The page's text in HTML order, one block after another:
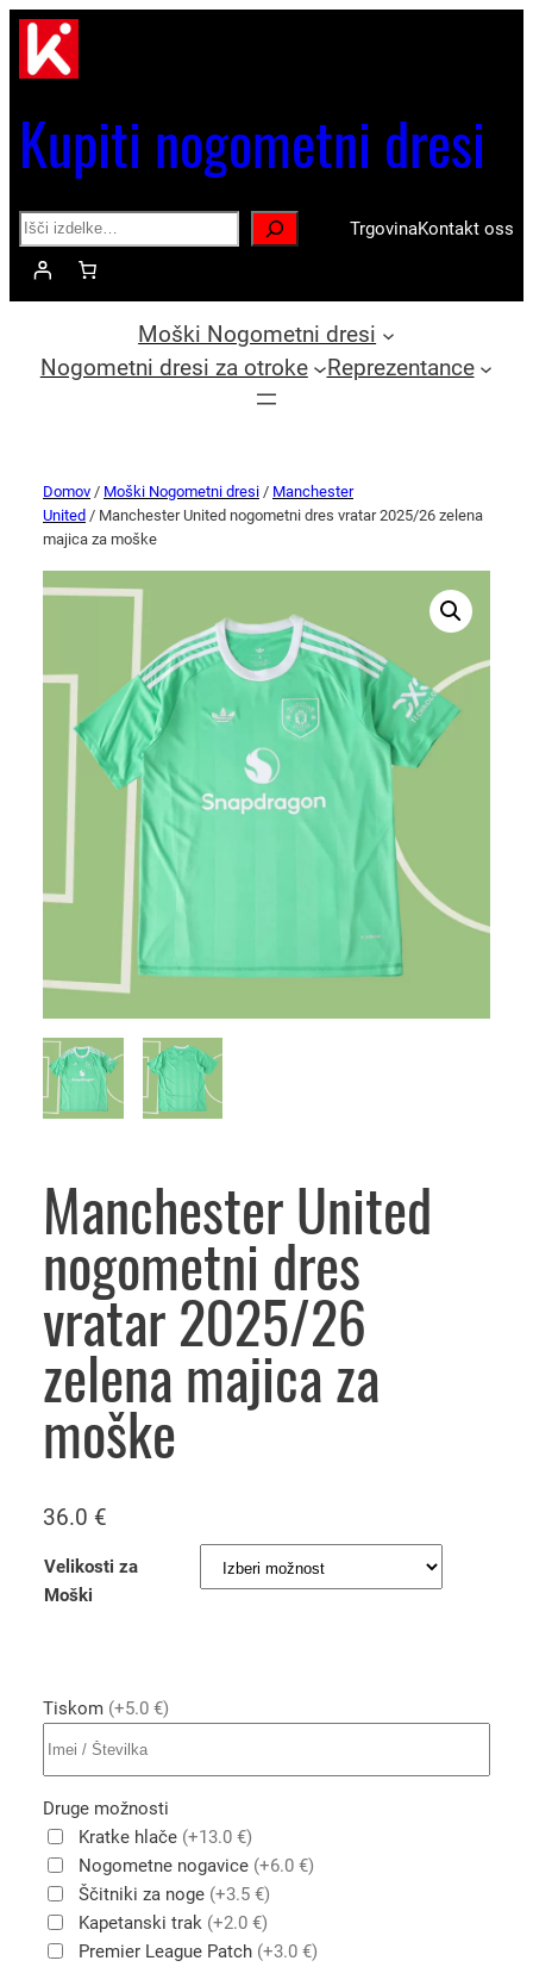
Kupiti nogometni dresi
Search TrgovinaKontakt oss
Moški Nogometni dresi
Nogometni dresi za otroke
Reprezentance
Domov / Moški Nogometni dresi / Manchester
United / Manchester United nogometni dres vratar 2025/26 zelena
majica za moške
Manchester United
nogometni dres
vratar 2025/26
zelena majica za
moške
36.0 €
Velikosti za
Moški
Tiskom (+5.0 €)
Druge možnosti
Kratke hlače (+13.0 €)
Nogometne nogavice (+6.0 €)
Ščitniki za noge (+3.5 €)
Kapetanski trak (+2.0 €)
Premier League Patch (+3.0 €)